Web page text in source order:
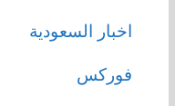
اخبار السعودية
فوركس